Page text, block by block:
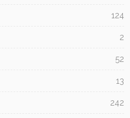
124
2
52
13
242